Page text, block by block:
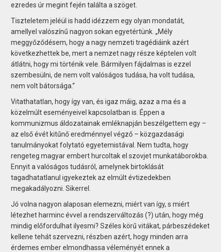
ezredes úr megint fején találta a szöget.
Tiszteletem jeléül is hadd idézzem egy olyan mondatát,
amellyel valószínű nagyon sokan egyetértünk. „Mély
meggyőződésem, hogy a nagy nemzeti tragédiáink azért
következhettek be, mert a nemzet nagy része képtelen volt
átlátni, hogy mi történik vele. Bármilyen fájdalmas is ezzel
szembesülni, de nem volt valóságos tudása, ha volt tudása,
nem volt bátorsága.”
Vitathatatlan, hogy így van, és igaz máig, azaz a ma és a
közelmúlt eseményeivel kapcsolatban is. Éppen a
kommunizmus áldozatainak emléknapján beszélgettem egy –
az első évét kitűnő eredménnyel végző – közgazdasági
tanulmányokat folytató egyetemistával. Nem tudta, hogy
rengeteg magyar embert hurcoltak el szovjet munkatáborokba.
Ennyit a valóságos tudásról, amelynek birtoklását
tagadhatatlanul igyekeztek az elmúlt évtizedekben
megakadályozni. Sikerrel.
Jó volna nagyon alaposan elemezni, miért van így, s miért
létezhet harminc évvel a rendszerváltozás (?) után, hogy még
mindig előfordulhat ilyesmi? Széles körű vitákat, párbeszédeket
kellene tehát szervezni, részben azért, hogy minden arra
érdemes ember elmondhassa véleményét ennek a